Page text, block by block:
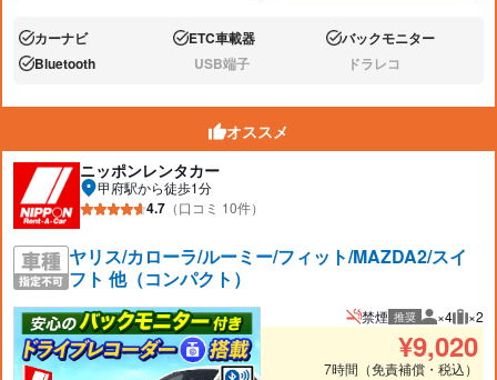
あり:カーナビ あり:ETC車載器 あり:バックモニター
あり:Bluetooth なし:USB端子 なし:ドラレコ
オススメ
ニッポンレンタカー
甲府駅から徒歩1分
4.7 （口コミ 10件）
ヤリス/カローラ/ルーミー/フィット/MAZDA2/スイ
フト 他（コンパクト）
禁煙 推奨 推奨人数
×4 推奨
×2
¥9,020
7時間（免責補償・税込）